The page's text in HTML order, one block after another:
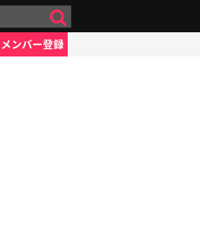
メンバー登録